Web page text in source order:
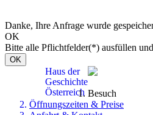
Danke, Ihre Anfrage wurde
OK
Bitte alle Pflichtfelder(*) ausfüllen
OK
Haus der
Geschichte
Österreich Besuch
Öffnungszeiten & Preise